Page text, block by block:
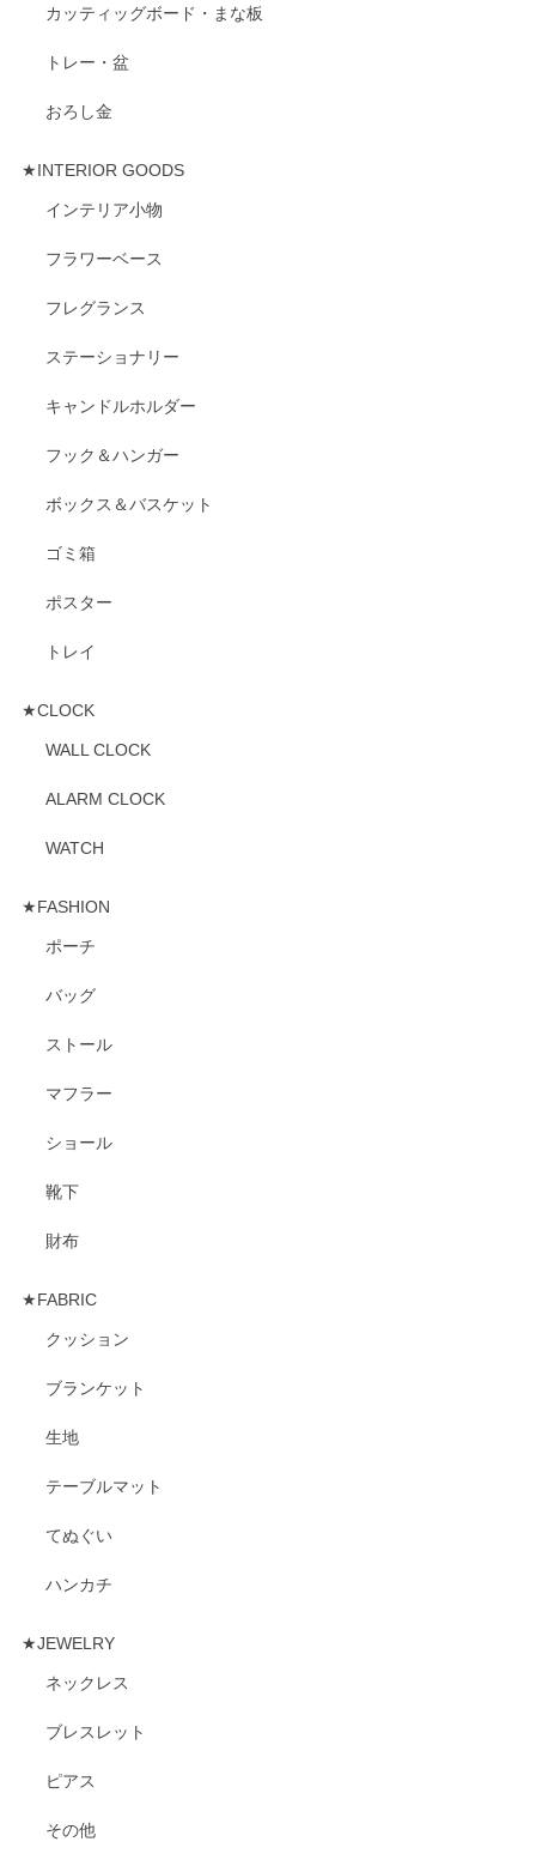
カッティッグボード・まな板
トレー・盆
おろし金
★INTERIOR GOODS
インテリア小物
フラワーベース
フレグランス
ステーショナリー
キャンドルホルダー
フック＆ハンガー
ボックス＆バスケット
ゴミ箱
ポスター
トレイ
★CLOCK
WALL CLOCK
ALARM CLOCK
WATCH
★FASHION
ポーチ
バッグ
ストール
マフラー
ショール
靴下
財布
★FABRIC
クッション
ブランケット
生地
テーブルマット
てぬぐい
ハンカチ
★JEWELRY
ネックレス
ブレスレット
ピアス
その他